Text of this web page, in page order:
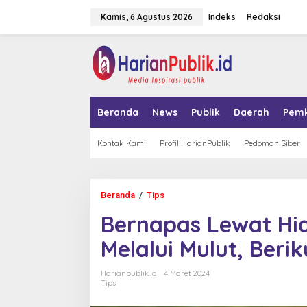
Kamis, 6 Agustus 2026 Indeks Redaksi
Beranda News Publik Daerah
Kontak Kami Profil HarianPublik Pedoman Siber
Beranda / Tips
r
n
a
p
a
Bernapas Lewat
Melalui Mulut,
Harianpublik.id
4 Maret 2024
Tips